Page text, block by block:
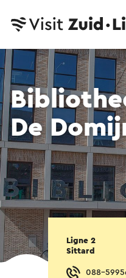
De
Ligne 2
Sittard
088-